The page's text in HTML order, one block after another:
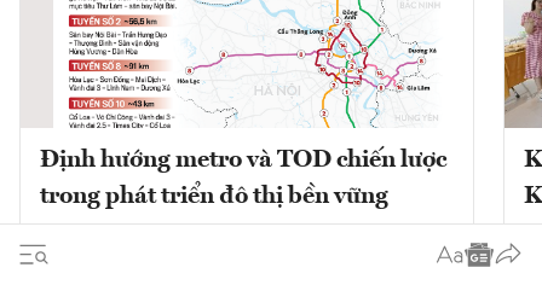
Định hướng metro và TOD chiến lược
trong phát triển đô thị bền vững
Phát triển đô thị theo định hướng giao